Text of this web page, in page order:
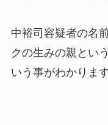
中裕司容疑者の名
クの生みの親とい
いう事がわかります